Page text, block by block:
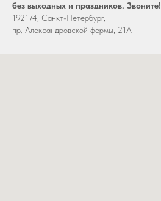
без выходных и праздников. Звоните!
192174, Санкт-Петербург,
пр. Александровской фермы, 21А